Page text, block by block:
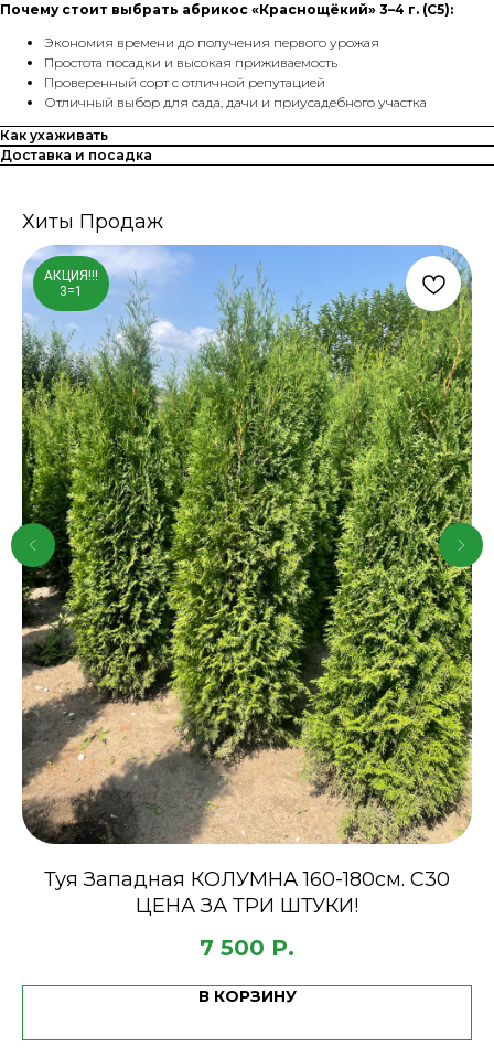
Почему стоит выбрать абрикос «Краснощёкий» 3–4 г. (С5):
Экономия времени до получения первого урожая
Простота посадки и высокая приживаемость
Проверенный сорт с отличной репутацией
Отличный выбор для сада, дачи и приусадебного участка
Как ухаживать
Доставка и посадка
Хиты Продаж
АКЦИЯ!!!
3=1
Туя Западная КОЛУМНА 160-180см. С30
ЦЕНА ЗА ТРИ ШТУКИ!
7 500 Р.
В КОРЗИНУ